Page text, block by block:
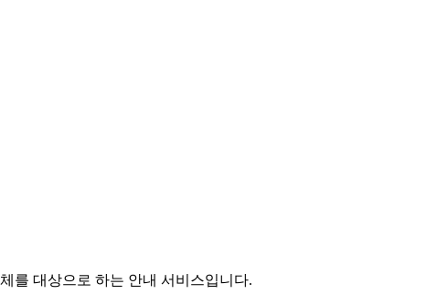
를 대상으로 하는 안내 서비스입니다.